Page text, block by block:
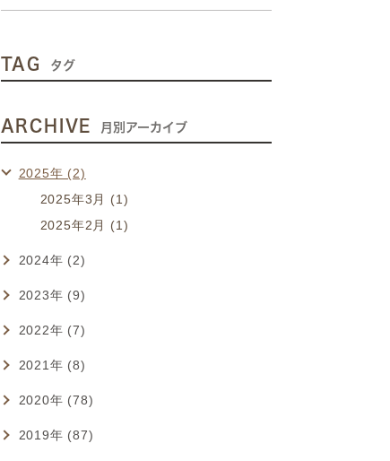
TAG タグ
ARCHIVE 月別アーカイブ
2025年 (2)
2025年3月 (1)
2025年2月 (1)
2024年 (2)
2023年 (9)
2022年 (7)
2021年 (8)
2020年 (78)
2019年 (87)